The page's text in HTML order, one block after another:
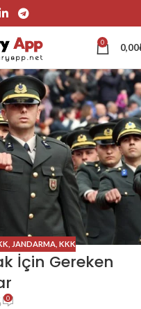
0 0,00
JANDARMA, KKK
İçin Gereken
0